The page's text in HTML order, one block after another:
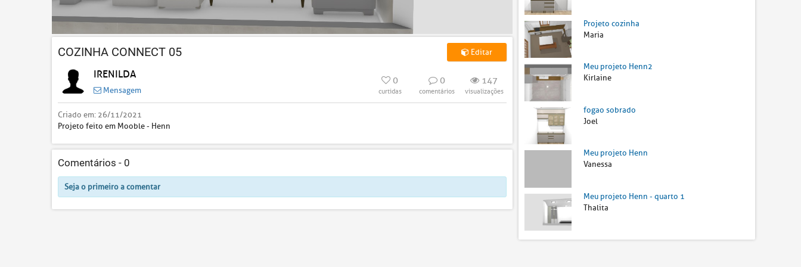
COZINHA CONNECT 05 Editar
IRENILDA
Mensagem
0
curtidas
0
comentários
147
visualizações
Criado em: 26/11/2021
Projeto feito em Mooble - Henn
Comentários - 0
Seja o primeiro a comentar
Projeto cozinha
Maria
Meu projeto Henn2
Kirlaine
fogao sobrado
Joel
Meu projeto Henn
Vanessa
Meu projeto Henn - quarto 1
Thalita